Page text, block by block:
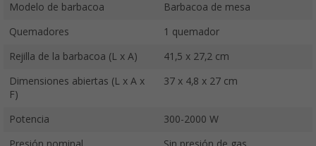
Modelo de barbacoa Barbacoa de mesa
Quemadores 1 quemador
Rejilla de la barbacoa (L x A) 41,5 x 27,2 cm
Dimensiones abiertas (L x A x
F)
37 x 4,8 x 27 cm
Potencia 300-2000 W